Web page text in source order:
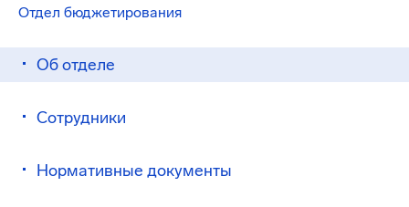
Отдел бюджетирования
Об отделе
Сотрудники
Нормативные документы